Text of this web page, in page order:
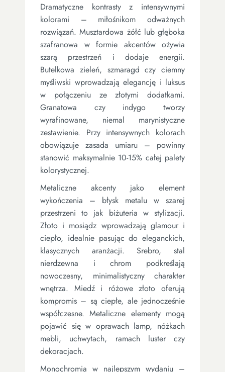
Dramatyczne kontrasty z intensywnymi
kolorami – miłośnikom odważnych
rozwiązań. Musztardowa żółć lub głęboka
szafranowa w formie akcentów ożywia
szarą przestrzeń i dodaje energii.
Butelkowa zieleń, szmaragd czy ciemny
myśliwski wprowadzają elegancję i luksus
w połączeniu ze złotymi dodatkami.
Granatowa czy indygo tworzy
wyrafinowane, niemal marynistyczne
zestawienie. Przy intensywnych kolorach
obowiązuje zasada umiaru – powinny
stanowić maksymalnie 10-15% całej palety
kolorystycznej.
Metaliczne akcenty jako element
wykończenia – błysk metalu w szarej
przestrzeni to jak biżuteria w stylizacji.
Złoto i mosiądz wprowadzają glamour i
ciepło, idealnie pasując do eleganckich,
klasycznych aranżacji. Srebro, stal
nierdzewna i chrom podkreślają
nowoczesny, minimalistyczny charakter
wnętrza. Miedź i różowe złoto oferują
kompromis – są ciepłe, ale jednocześnie
współczesne. Metaliczne elementy mogą
pojawić się w oprawach lamp, nóżkach
mebli, uchwytach, ramach luster czy
dekoracjach.
Monochromia w najlepszym wydaniu –